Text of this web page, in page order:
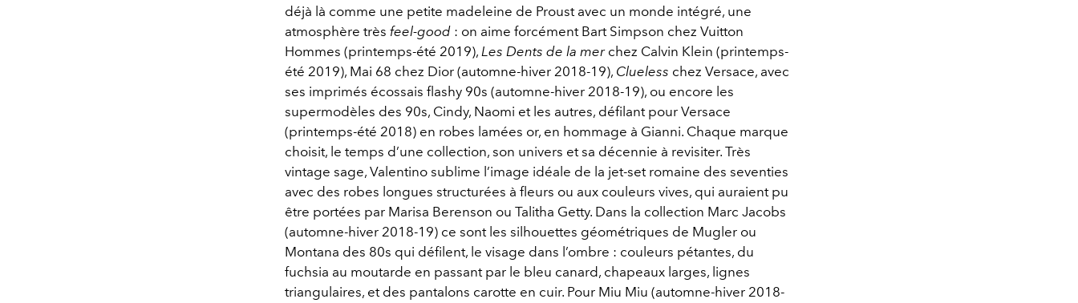
déjà là comme une petite madeleine de Proust avec un monde intégré, une
atmosphère très feel-good : on aime forcément Bart Simpson chez Vuitton
Hommes (printemps-été 2019), Les Dents de la merchez Calvin Klein (printemps-
été 2019), Mai 68 chez Dior (automne-hiver 2018-19), Clueless chez Versace, avec
ses imprimés écossais flashy 90s (automne-hiver 2018-19), ou encore les
supermodèles des 90s, Cindy, Naomi et les autres, défilant pour Versace
(printemps-été 2018) en robes lamées or, en hommage à Gianni. Chaque marque
choisit, le temps d’une collection, son univers et sa décennie à revisiter. Très
vintage sage, Valentino sublime l’image idéale de la jet-set romaine des seventies
avec des robes longues structurées à fleurs ou aux couleurs vives, qui auraient pu
être portées par Marisa Berenson ou Talitha Getty. Dans la collection Marc Jacobs
(automne-hiver 2018-19) ce sont les silhouettes géométriques de Mugler ou
Montana des 80s qui défilent, le visage dans l’ombre : couleurs pétantes, du
fuchsia au moutarde en passant par le bleu canard, chapeaux larges, lignes
triangulaires, et des pantalons carotte en cuir. Pour Miu Miu (automne-hiver 2018-